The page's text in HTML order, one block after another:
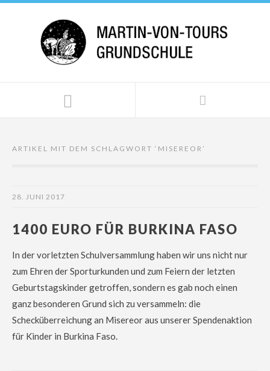
ARTIKEL MIT DEM SCHLAGWORT ‘ MISEREOR ’
28. JUNI 2017
1400 EURO FÜR BURKINA FASO
In der vorletzten Schulversammlung haben wir uns nicht nur
zum Ehren der Sporturkunden und zum Feiern der letzten
Geburtstagskinder getroffen, sondern es gab noch einen
ganz besonderen Grund sich zu versammeln: die
Schecküberreichung an Misereor aus unserer Spendenaktion
für Kinder in Burkina Faso.